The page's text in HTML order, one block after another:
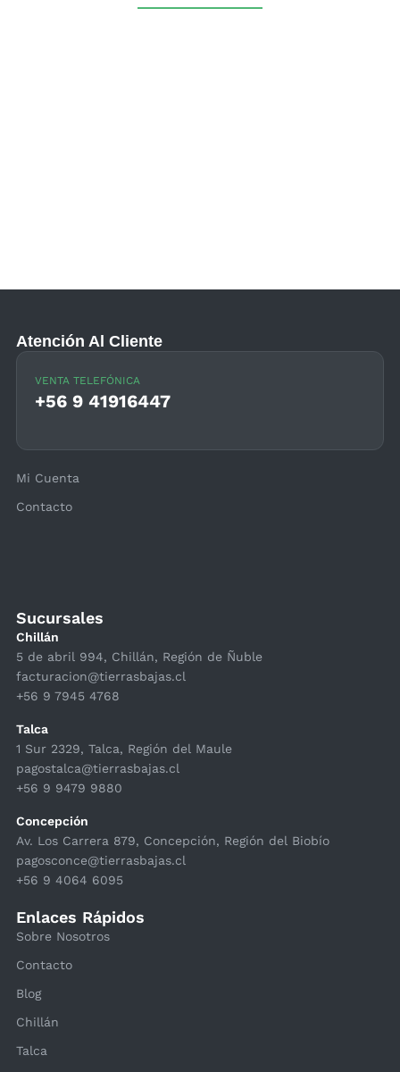
Sucursales
Chillán
5 de abril 994, Chillán, Región de Ñuble
facturacion@tierrasbajas.cl
+56 9 7945 4768
Talca
1 Sur 2329, Talca, Región del Maule
pagostalca@tierrasbajas.cl
+56 9 9479 9880
Concepción
Av. Los Carrera 879, Concepción, Región del Biobío
pagosconce@tierrasbajas.cl
+56 9 4064 6095
Enlaces Rápidos
Sobre Nosotros
Contacto
Blog
Chillán
Talca
Atención Al Cliente
VENTA TELEFÓNICA
+56 9 41916447
Mi Cuenta
Contacto